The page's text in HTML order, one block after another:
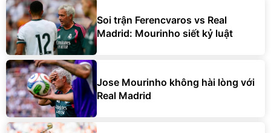
Soi trận Ferencvaros vs Real
Madrid: Mourinho siết kỷ luật
Jose Mourinho không hài lòng với
Real Madrid